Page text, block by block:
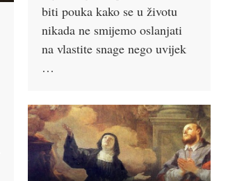
biti pouka kako se u životu
nikada ne smijemo oslanjati
na vlastite snage nego uvijek
…